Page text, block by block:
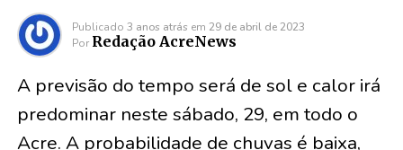
Publicado 3 anos atrás em 29 de abril de 2023
Por Redação AcreNews
A previsão do tempo será de sol e calor irá
predominar neste sábado, 29, em todo o
Acre. A probabilidade de chuvas é baixa,